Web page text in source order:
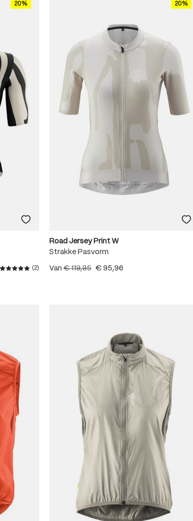
20%
Gemiddelde waardering van 5 van 5 sterren
(2)
20%
Road Jersey Print W
Strakke Pasvorm
Van € 119,95 € 95,96